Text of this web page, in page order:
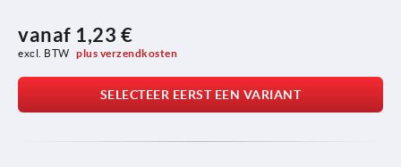
vanaf 1,23 €
excl. BTW plus verzendkosten
SELECTEER EERST EEN VARIANT